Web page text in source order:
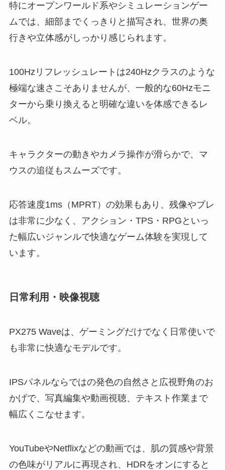
特にオープンワールド系やシミュレーションゲー
ムでは、細部までくっきりと描写され、世界の奥
行きや立体感がしっかり感じられます。
100Hzリフレッシュレートは240Hzクラスのような
極端な速さこそありませんが、一般的な60Hzモニ
ターから乗り換えると明確な違いを体感できるレ
ベル。
キャラクターの動きやカメラ操作が滑らかで、マ
ウスの追従もスムーズです。
応答速度1ms（MPRT）の効果もあり、残像やブレ
は非常に少なく、アクション・TPS・RPGといっ
た幅広いジャンルで快適なゲーム体験を実現して
います。
日常利用・映像視聴
PX275 Waveは、ゲーミングだけでなく日常使いで
も非常に快適なモデルです。
IPSパネルならではの発色の自然さと広視野角のお
かげで、写真編集や動画視聴、テキスト作業まで
幅広くこなせます。
YouTubeやNetflixなどの動画では、肌の質感や背景
の色味がリアルに再現され、HDRをオンにすると